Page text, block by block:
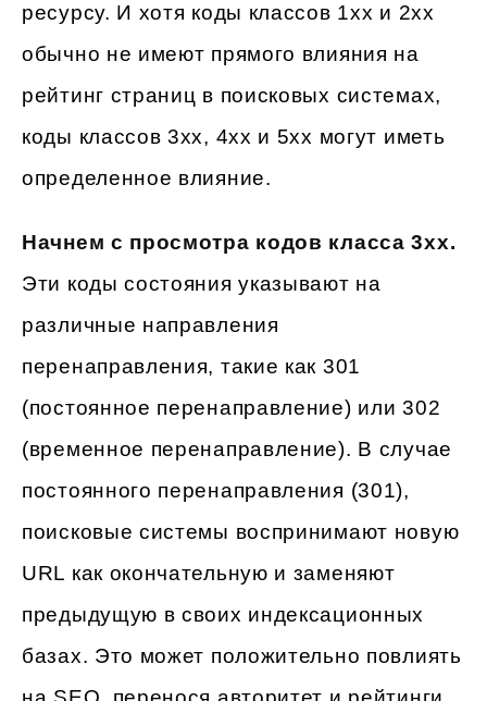
ресурсу. И хотя коды классов 1xx и 2xx
обычно не имеют прямого влияния на
рейтинг страниц в поисковых системах,
коды классов 3xx, 4xx и 5xx могут иметь
определенное влияние.
Начнем с просмотра кодов класса 3xx.
Эти коды состояния указывают на
различные направления
перенаправления, такие как 301
(постоянное перенаправление) или 302
(временное перенаправление). В случае
постоянного перенаправления (301),
поисковые системы воспринимают новую
URL как окончательную и заменяют
предыдущую в своих индексационных
базах. Это может положительно повлиять